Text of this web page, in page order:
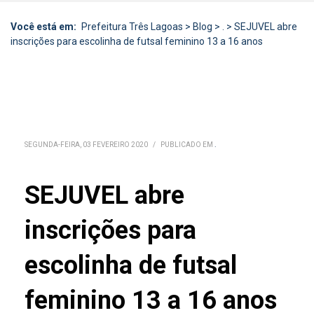
Você está em: Prefeitura Três Lagoas > Blog > . > SEJUVEL abre
inscrições para escolinha de futsal feminino 13 a 16 anos
SEGUNDA-FEIRA, 03 FEVEREIRO 2020 / PUBLICADO EM .
SEJUVEL abre
inscrições para
escolinha de futsal
feminino 13 a 16 anos